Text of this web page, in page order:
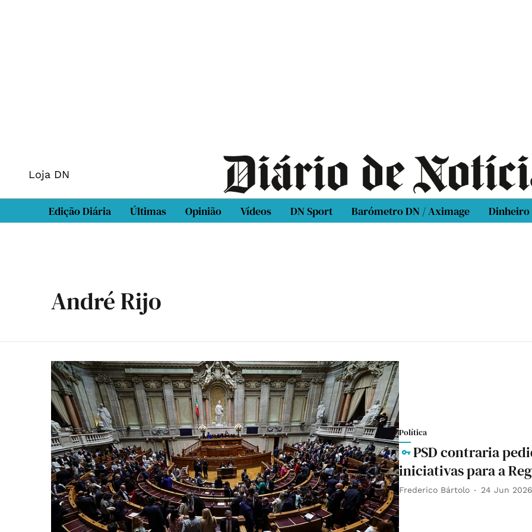
Loja DN
Edição Diária Últimas Opinião Vídeos DN Sport Barómetro DN / Aximage Dinheiro
André Rijo
Política
PSD contraria
iniciativas para a
Frederico Bártolo 24 Jun 2026